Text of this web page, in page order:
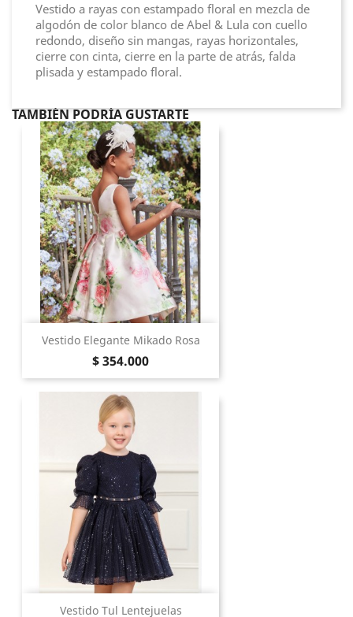
Vestido a rayas con estampado floral en mezcla de
algodón de color blanco de Abel & Lula con cuello
redondo, diseño sin mangas, rayas horizontales,
cierre con cinta, cierre en la parte de atrás, falda
plisada y estampado floral.
TAMBIÉN PODRÍA GUSTARTE
Vestido Elegante Mikado Rosa
Precio
$ 354.000
Vestido Tul Lentejuelas